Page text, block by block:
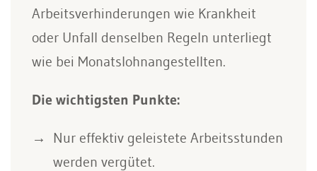
Arbeitsverhinderungen wie Krankheit
oder Unfall denselben Regeln unterliegt
wie bei Monatslohnangestellten.
Die wichtigsten Punkte:
Nur effektiv geleistete Arbeitsstunden
werden vergütet.